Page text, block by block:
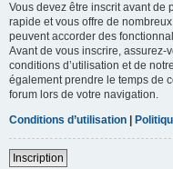
Vous devez être inscrit avant de
rapide et vous offre de
peuvent accorder des
Avant de vous inscrire, assurez-
conditions d’utilisation et de
également prendre le temps de
forum lors de votre navigation.
Conditions d’utilisation
Inscription